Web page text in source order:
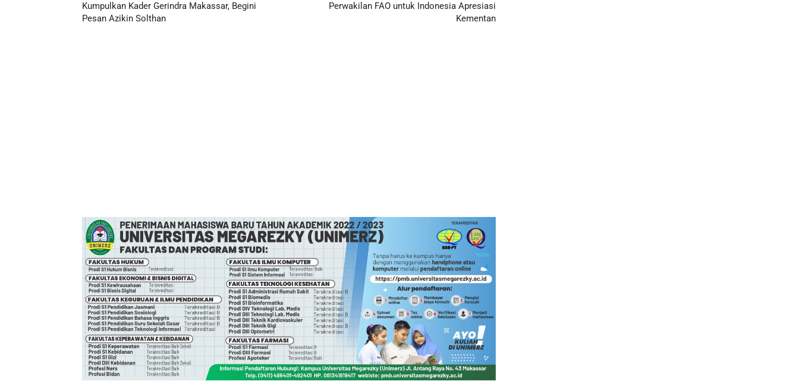
Kumpulkan Kader Gerindra Makassar, Begini
Pesan Azikin Solthan
Perwakilan FAO untuk Indonesia Apresiasi
Kementan